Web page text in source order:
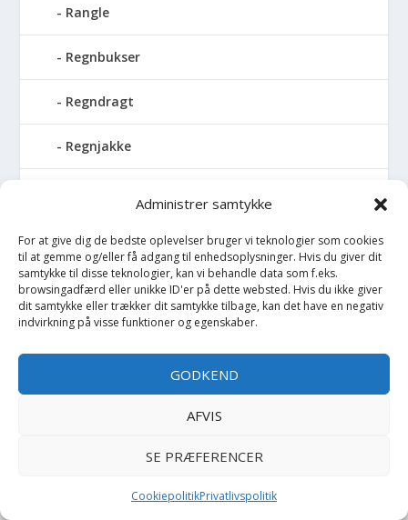
Administrer samtykke
For at give dig de bedste oplevelser bruger vi teknologier som cookies
til at gemme og/eller få adgang til enhedsoplysninger. Hvis du giver dit
samtykke til disse teknologier, kan vi behandle data som f.eks.
browsingadfærd eller unikke ID'er på dette websted. Hvis du ikke giver
dit samtykke eller trækker dit samtykke tilbage, kan det have en negativ
indvirkning på visse funktioner og egenskaber.
GODKEND
AFVIS
SE PRÆFERENCER
CookiepolitikPrivatlivspolitik
Rangle
Regnbukser
Regndragt
Regnjakke
Regntøj
Rulleskøjter
Rygsæk